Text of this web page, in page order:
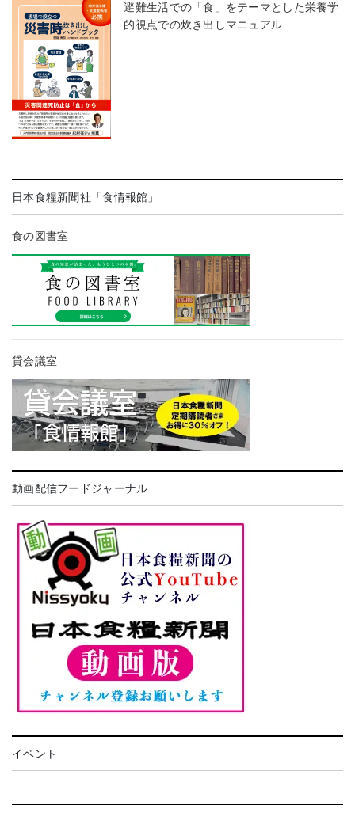
避難生活での「食」をテーマとした栄養学
的視点での炊き出しマニュアル
日本食糧新聞社「食情報館」
食の図書室
貸会議室
動画配信フードジャーナル
イベント